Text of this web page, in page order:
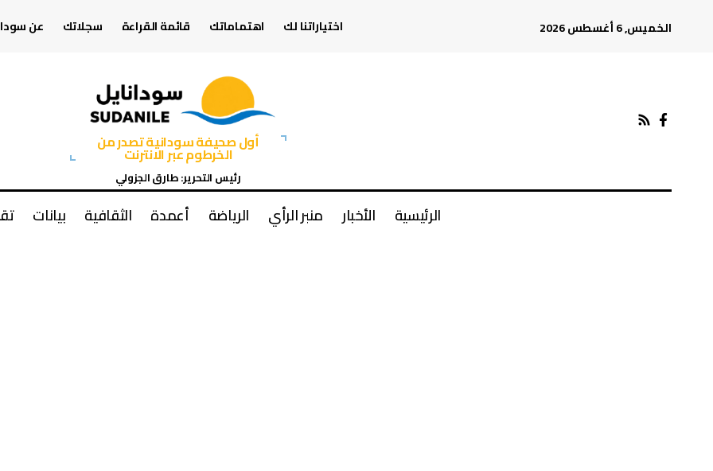
الخميس, 6 أغسطس 2026 اختياراتنا لك اهتماماتك قائمة القراءة سجلاتك عن
أول صحيفة سودانية تصدر من
الخرطوم عبر الانترنت
رئيس التحرير: طارق الجزولي
الرئيسية الأخبار منبر الرأي الرياضة أعمدة الثقافية بيانات